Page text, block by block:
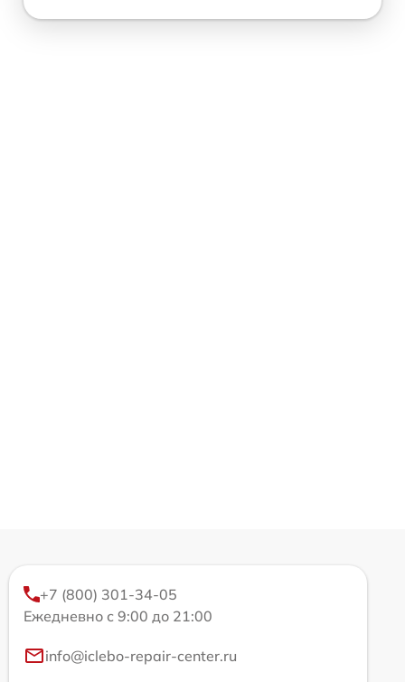
+7 (800) 301-34-05
Ежедневно с 9:00 до 21:00
info@iclebo-repair-center.ru